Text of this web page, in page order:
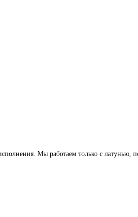
Мы работаем только с латунью,